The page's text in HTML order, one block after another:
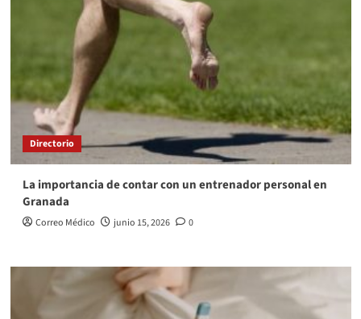
Directorio
La importancia de contar con un entrenador personal en
Granada
Correo Médico junio 15, 2026 0